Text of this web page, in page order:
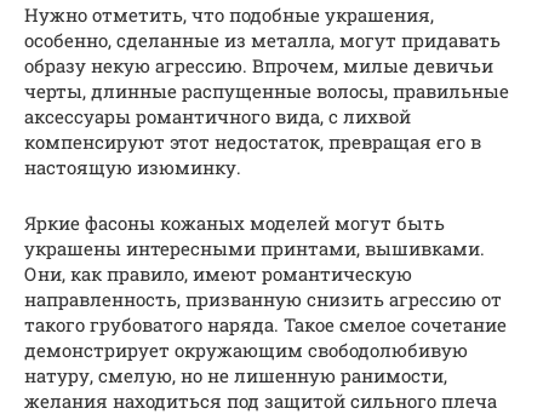
Нужно отметить, что подобные украшения,
особенно, сделанные из металла, могут придавать
образу некую агрессию. Впрочем, милые девичьи
черты, длинные распущенные волосы, правильные
аксессуары романтичного вида, с лихвой
компенсируют этот недостаток, превращая его в
настоящую изюминку.
Яркие фасоны кожаных моделей могут быть
украшены интересными принтами, вышивками.
Они, как правило, имеют романтическую
направленность, призванную снизить агрессию от
такого грубоватого наряда. Такое смелое сочетание
демонстрирует окружающим свободолюбивую
натуру, смелую, но не лишенную ранимости,
желания находиться под защитой сильного плеча